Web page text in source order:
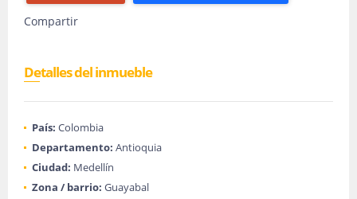
Compartir
Detalles del inmueble
País: Colombia
Departamento: Antioquia
Ciudad: Medellín
Zona / barrio: Guayabal